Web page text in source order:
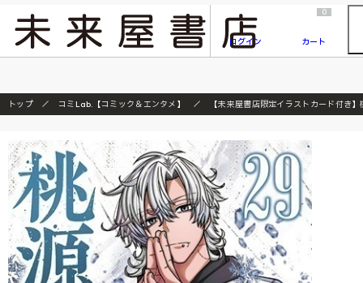
『ONE PIECE magazine 021 ONE PIECEカード付き同梱版』発売延期のご案内
ログイン
0
カート
トップ コミLab.【コミック＆エンタメ】 【未来屋書店限定イラストカード付き